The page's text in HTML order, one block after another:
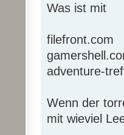
Was ist mit
filefront.com
adventure-
Wenn der
mit wieviel